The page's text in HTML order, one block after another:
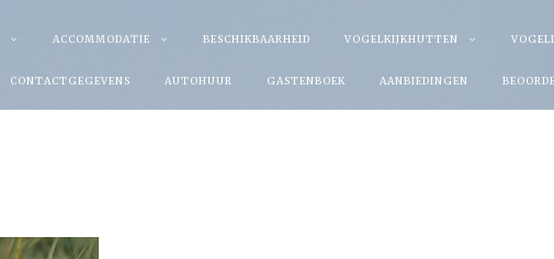
ACCOMMODATIE BESCHIKBAARHEID VOGELKIJKHUTTEN
CONTACTGEGEVENS AUTOHUUR GASTENBOEK AANBIEDINGEN